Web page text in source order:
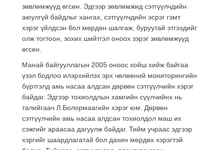
зөвлөмжүүд өгсөн. Эдгээр зөвлөмжид сэтгүүлчдийн
аюулгүй байдлыг хангах, сэтгүүлчдийн эсрэг гэмт
хэрэг үйлдсэн бол мөрдөн шалгаж, буруутай этгээдийг
олж тогтоон, зохих шийтгэл оноох зэрэг зөвлөмжүүд
өгсөн.
Манай байгууллагын 2005 оноос хойш хийж байгаа
үзэл бодлоо илэрхийлэх эрх чөлөөний мониторингийн
бүртгэлд амь насаа алдсан дөрвөн сэтгүүлчийн хэрэг
байдаг. Эдгээр тохиолдлын хамгийн сүүлчийнх нь
талийгаач Л.Болормаагийн хэрэг юм. Дөрвөн
сэтгүүлчийн амь насаа алдсан тохиолдол маш их
сэжгийг араасаа дагуулж байдаг. Тийм учраас эдгээр
хэргийг шаардлагатай бол дахин мөрдөх хэрэгтэй